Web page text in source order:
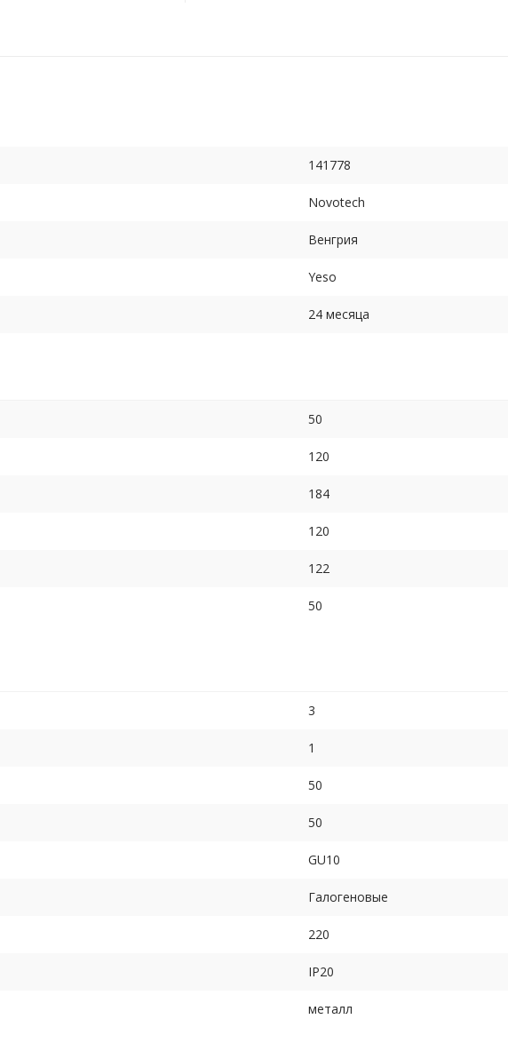
141778
Novotech
Венгрия
Yeso
24 месяца
50
120
184
120
122
50
3
1
50
50
GU10
Галогеновые
220
IP20
металл